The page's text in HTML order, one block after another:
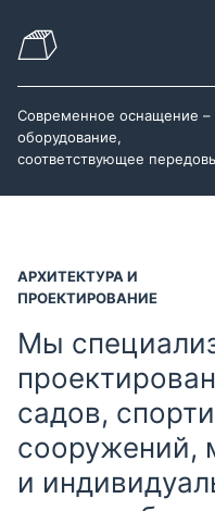
Современное оснащение
оборудование,
соответствующее
АРХИТЕКТУРА И
ПРОЕКТИРОВАНИЕ
Мы
садов,
сооружений,
и